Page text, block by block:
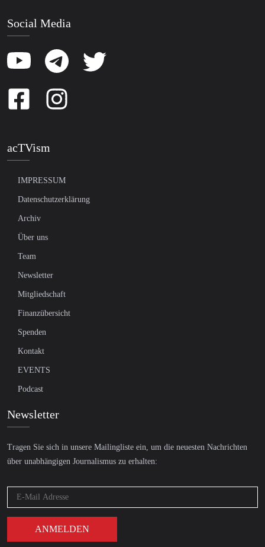
Social Media
acTVism
IMPRESSUM
Datenschutzerklärung
Archiv
Über uns
Team
Newsletter
Mitgliedschaft
Finanzübersicht
Spenden
Kontakt
EVENTS
Podcast
Newsletter
Tragen Sie sich in unsere Mailingliste ein, um die neuesten Nachrichten
über unabhängigen Journalismus zu erhalten: